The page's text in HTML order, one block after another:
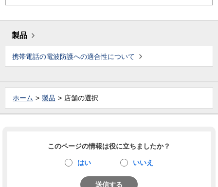
製品
携帯電話の電波防護への適合性について
ホーム 製品 店舗の選択
このページの情報は役に立ちましたか？
はい いいえ
送信する